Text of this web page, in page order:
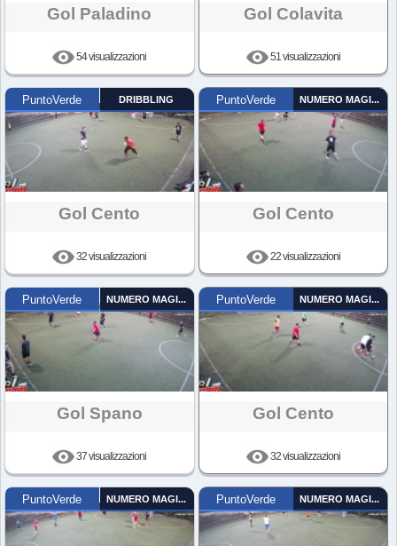
Gol Paladino
54 visualizzazioni
Gol Colavita
51 visualizzazioni
PuntoVerde DRIBBLING
Gol Cento
32 visualizzazioni
PuntoVerde NUMERO MAGICO
Gol Cento
22 visualizzazioni
PuntoVerde NUMERO MAGICO
Gol Spano
37 visualizzazioni
PuntoVerde NUMERO MAGICO
Gol Cento
32 visualizzazioni
PuntoVerde NUMERO MAGICO PuntoVerde NUMERO MAGICO